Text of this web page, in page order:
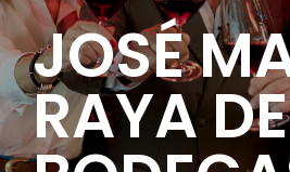
JOSÉ
RAYA DE